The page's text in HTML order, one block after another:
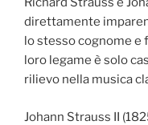
direttamente
lo stesso cognome e
loro legame è solo
rilievo nella musica
Johann Strauss II